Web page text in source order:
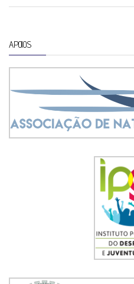
APOIOS